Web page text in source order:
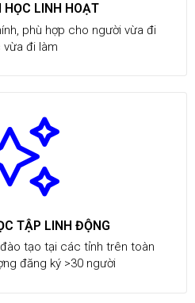
HỌC LINH HOẠT
phù hợp cho người vừa đi
vừa đi làm
TẬP LINH ĐỘNG
tạo tại các tỉnh trên toàn
đăng ký >30 người